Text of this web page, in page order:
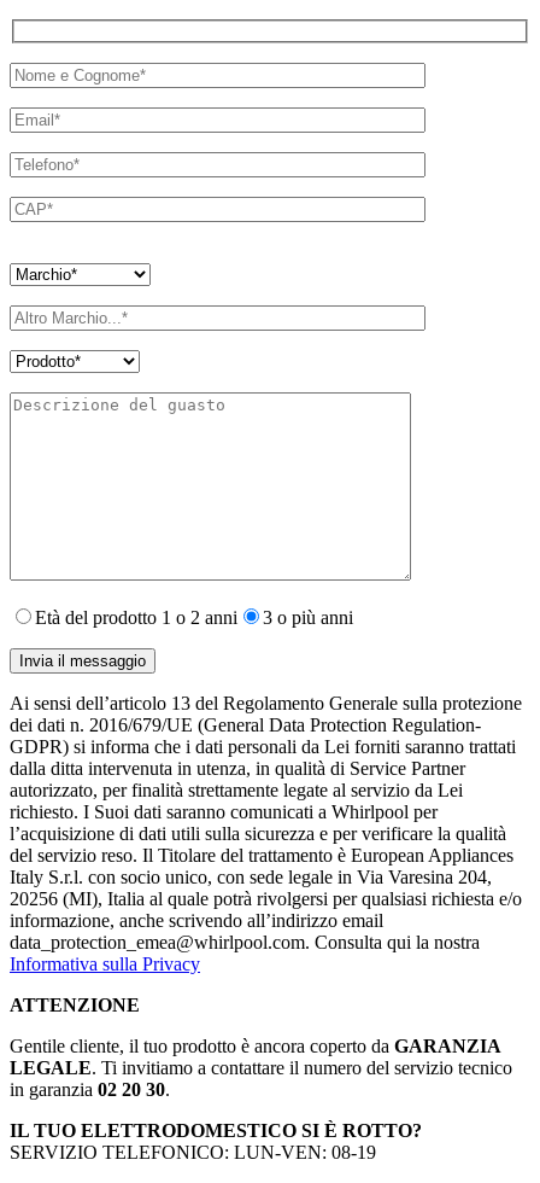
Età del prodotto 1 o 2 anni 3 o più anni
Ai sensi dell’articolo 13 del Regolamento Generale sulla protezione
dei dati n. 2016/679/UE (General Data Protection Regulation-
GDPR) si informa che i dati personali da Lei forniti saranno​ trattati
dalla ditta intervenuta in utenza,​ in qualità di Service Partner
autorizzato, per finalità strettamente legate al servizio da Lei
richiesto. I S​uoi dati saranno comunicati a Whirlpool per
l’acquisizione di dati utili sulla sicurezza e per verificare la qualità
del servizio reso. Il Titolare del trattamento è European Appliances
Italy S.r.l. con socio unico, con sede legale in Via Varesina 204,
20256 (MI), Italia al quale potrà rivolgersi per qualsiasi richiesta e/o
informazione, anche scrivendo all’indirizzo email
data_protection_emea@whirlpool.com. Consulta qui la nostra
Informativa sulla Privacy
ATTENZIONE
Gentile cliente, il tuo prodotto è ancora coperto da GARANZIA
LEGALE. Ti invitiamo a contattare il numero del servizio tecnico
in garanzia 02 20 30.
IL TUO ELETTRODOMESTICO SI È ROTTO?
SERVIZIO TELEFONICO: LUN-VEN: 08-19